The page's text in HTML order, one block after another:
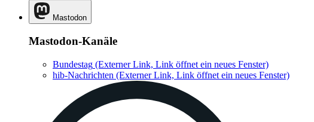
Mastodon
Mastodon-Kanäle
Bundestag (Externer Link, Link öffnet ein neues Fenster)
hib-Nachrichten (Externer Link, Link öffnet ein neues Fenster)